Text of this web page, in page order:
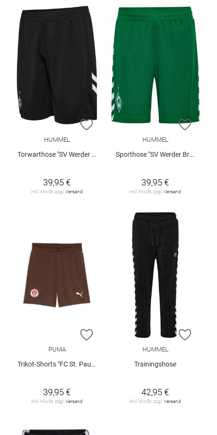
ZUR WUNSCHLISTE HINZUFÜGEN
HUMMEL
Torwarthose "SV Werder Bremen 2026/27 Kids "
39,95 €
inkl. MwSt. zzgl. Versand
ZUR
HUMMEL
Sporthose "SV Werder Bremen Home 2026/27 Kids"
39,95 €
inkl. MwSt. zzgl. Versand
ZUR WUNSCHLISTE HINZUFÜGEN
PUMA
Trikot-Shorts "FC St. Pauli 26/27"
39,95 €
inkl. MwSt. zzgl.Versand
ZUR
HUMMEL
Trainingshose
42,95 €
inkl. MwSt. zzgl.Versand